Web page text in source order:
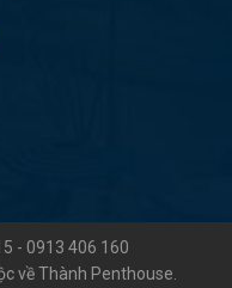
- 0913 406 160
về Thành Penthouse.